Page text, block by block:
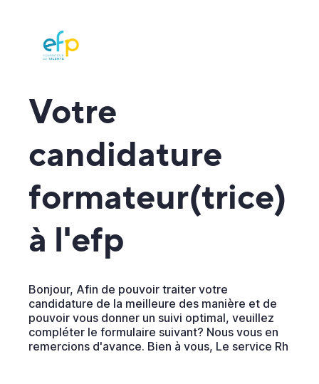
Votre
candidature
formateur(trice)
à l'efp
Bonjour, Afin de pouvoir traiter votre
candidature de la meilleure des manière et de
pouvoir vous donner un suivi optimal, veuillez
compléter le formulaire suivant? Nous vous en
remercions d'avance. Bien à vous, Le service Rh